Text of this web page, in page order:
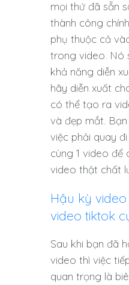
mọi thứ đã sẵn
thành công
phụ thuộc cả
trong video. Nó
khả năng diễn
hãy diễn xuất
có thể tạo ra
và đẹp mắt.
việc phải quay
cùng 1 video
video thật chất
Hậu kỳ
video tiktok
Sau khi bạn đã
video thì việc
quan trọng là